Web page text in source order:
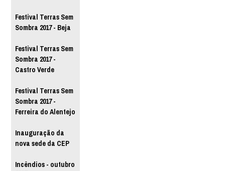
Festival Terras Sem
Sombra 2017 - Beja
Festival Terras Sem
Sombra 2017 -
Castro Verde
Festival Terras Sem
Sombra 2017 -
Ferreira do Alentejo
Inauguração da
nova sede da CEP
Incêndios - outubro